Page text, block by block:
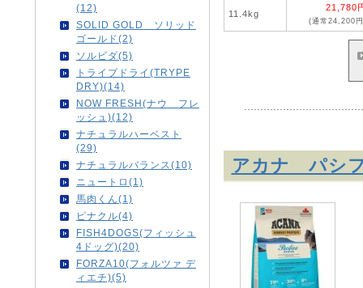
(12)
SOLID GOLD ソリッド
ゴールド(2)
ソルビダ(5)
トライプドライ(TRYPE
DRY)(14)
NOW FRESH(ナウ フレ
ッシュ)(12)
ナチュラルハーベスト
(29)
ナチュラルバランス(10)
ニュートロ(1)
馬肉くん(1)
ピナクル(4)
FISH4DOGS(フィッシュ
4ドッグ)(20)
FORZA10(フォルツァ デ
ィエチ)(5)
11.4kg
21,780
(通常24,200
アカナ パシ